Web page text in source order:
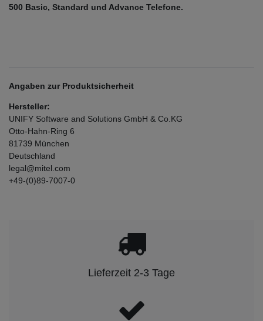
500 Basic, Standard und Advance Telefone.
Angaben zur Produktsicherheit
Hersteller:
UNIFY Software and Solutions GmbH & Co.KG
Otto-Hahn-Ring 6
81739 München
Deutschland
legal@mitel.com
+49-(0)89-7007-0
Lieferzeit 2-3 Tage